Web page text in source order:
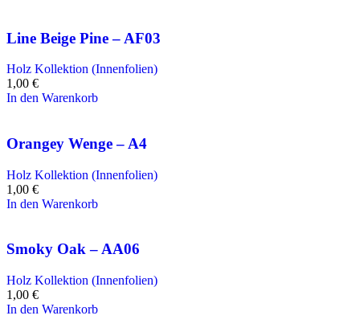
Line Beige Pine – AF03
Holz Kollektion (Innenfolien)
1,00 €
In den Warenkorb
Orangey Wenge – A4
Holz Kollektion (Innenfolien)
1,00 €
In den Warenkorb
Smoky Oak – AA06
Holz Kollektion (Innenfolien)
1,00 €
In den Warenkorb